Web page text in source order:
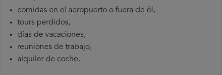
comidas en el aeropuerto o fuera de él,
tours perdidos,
días de vacaciones,
reuniones de trabajo,
alquiler de coche.